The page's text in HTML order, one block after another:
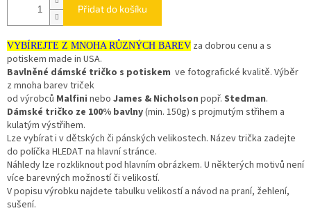
Přidat do košíku
VYBÍREJTE Z MNOHA RŮZNÝCH BAREV za dobrou cenu a s
potiskem made in USA.
Bavlněné dámské tričko s potiskem ve fotografické kvalitě. Výběr
z mnoha barev triček
od výrobců Malfini nebo James & Nicholson popř. Stedman.
Dámské tričko ze 100% bavlny(min. 150g) s projmutým střihem a
kulatým výstřihem.
Lze vybírat i v dětských či pánských velikostech. Název trička zadejte
do políčka HLEDAT na hlavní stránce.
Náhledy lze rozkliknout pod hlavním obrázkem. U některých motivů není
více barevných možností či velikostí.
V popisu výrobku najdete tabulku velikostí a návod na praní, žehlení,
sušení.